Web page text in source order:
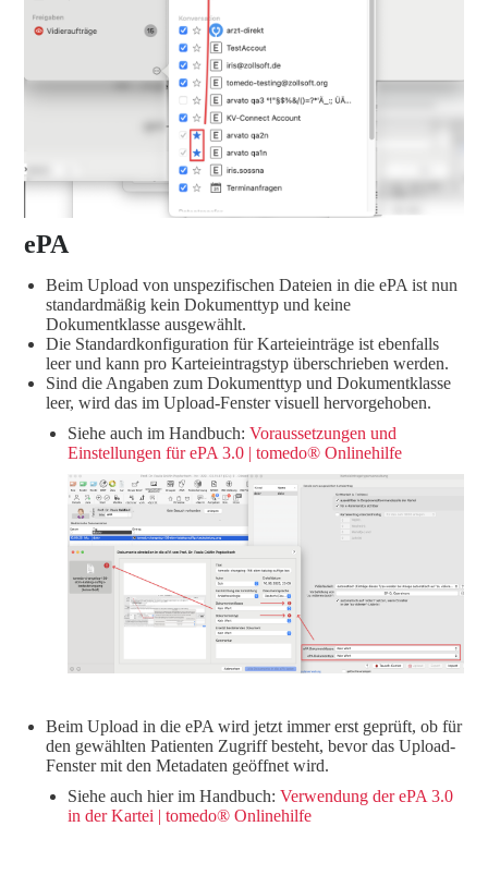
ePA
Beim Upload von unspezifischen Dateien in die ePA ist nun
standardmäßig kein Dokumenttyp und keine
Dokumentklasse ausgewählt.
Die Standardkonfiguration für Karteieinträge ist ebenfalls
leer und kann pro Karteieintragstyp überschrieben werden.
Sind die Angaben zum Dokumenttyp und Dokumentklasse
leer, wird das im Upload-Fenster visuell hervorgehoben.
Siehe auch im Handbuch: Voraussetzungen und
Einstellungen für ePA 3.0 | tomedo® Onlinehilfe
Beim Upload in die ePA wird jetzt immer erst geprüft, ob für
den gewählten Patienten Zugriff besteht, bevor das Upload-
Fenster mit den Metadaten geöffnet wird.
Siehe auch hier im Handbuch: Verwendung der ePA 3.0
in der Kartei | tomedo® Onlinehilfe